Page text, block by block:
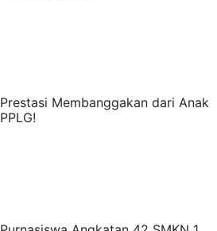
Prestasi Membanggakan dari Anak
PPLG!